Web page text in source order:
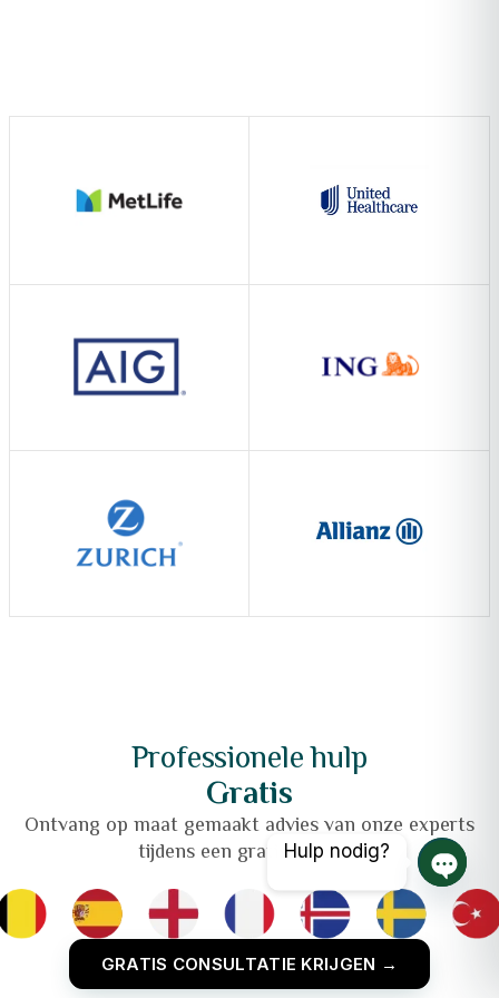
Professionele hulp
Gratis
Ontvang op maat gemaakt advies van onze experts
tijdens een gratis consult.
GRATIS CONSULTATIE KRIJGEN →
Hulp nodig?